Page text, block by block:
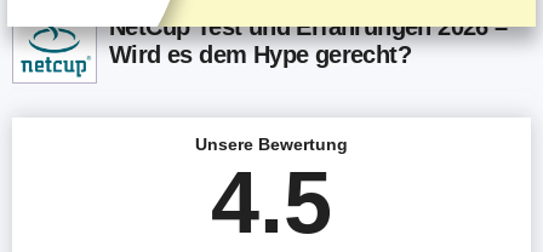
NetCup Test und Erfahrungen 2026 –
Wird es dem Hype gerecht?
Unsere Bewertung
4.5